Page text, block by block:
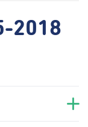
2018